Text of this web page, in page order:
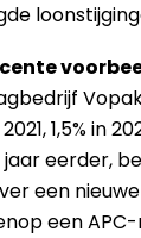
1,5% in
jaar eerder,
een
een